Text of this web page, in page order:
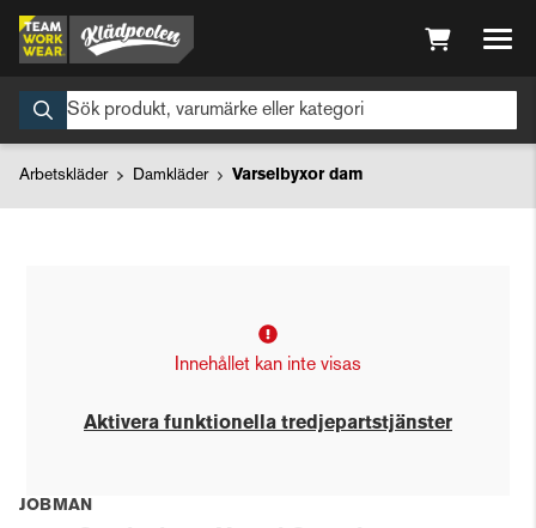
Arbetskläder Damkläder Varselbyxor dam
Innehållet kan inte visas
Aktivera funktionella tredjepartstjänster
JOBMAN